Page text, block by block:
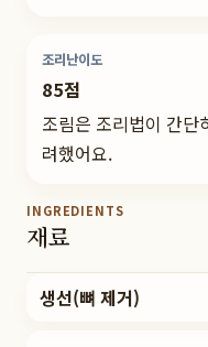
조리난이도
85점
조림은 조리법이 간단
려했어요.
INGREDIENTS
재료
생선(뼈 제거)